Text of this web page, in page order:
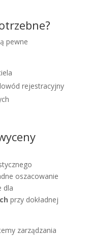
pewne
rejestracyjny
oszacowanie
dla
przy dokładnej
zarządzania